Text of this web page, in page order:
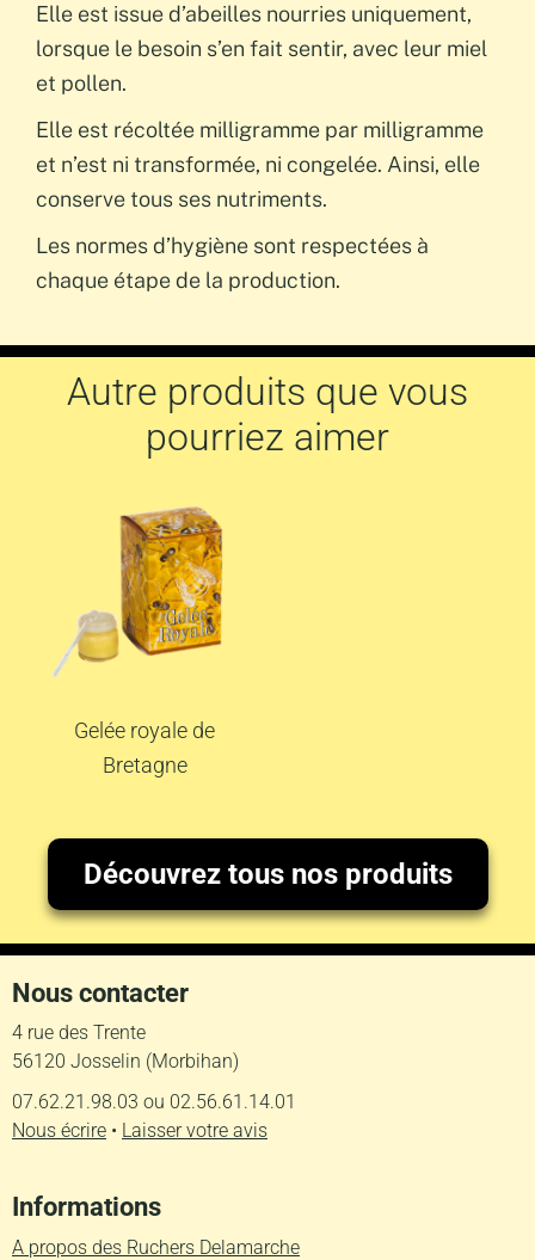
Elle est issue d’abeilles nourries uniquement,
lorsque le besoin s’en fait sentir, avec leur miel
et pollen.
Elle est récoltée milligramme par milligramme
et n’est ni transformée, ni congelée. Ainsi, elle
conserve tous ses nutriments.
Les normes d’hygiène sont respectées à
chaque étape de la production.
Autre produits que vous
pourriez aimer
Gelée royale de
Bretagne
Découvrez tous nos produits
Nous contacter
4 rue des Trente
56120 Josselin (Morbihan)
07.62.21.98.03 ou 02.56.61.14.01
Nous écrire • Laisser votre avis
Informations
A propos des Ruchers Delamarche